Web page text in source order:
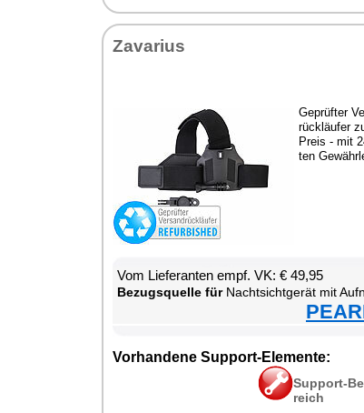
Za­va­ri­us
Ge­prüf­ter
rück­läu­fer
Preis - mit
ten
Vom Lie­fe­ran­ten empf. VK: € 49,95
Be­zugs­quel­le fürNacht­sicht­ge­rät mit
Vor­han­de­ne Sup­port-Ele­men­te:
Sup­port-
reich